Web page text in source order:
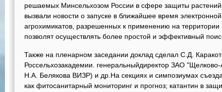
решаемых Минсельхозом России в сфере защиты
вызвали новости о запуске в ближайшее время
агрохимикатов, разрешенных к применению на
позволят осуществлять более простой и эффективный
Также на пленарном заседании доклад сделал С.Д.
Россельхозакадемии. генеральныйдиректор ЗАО
Н.А. Белякова ВИЗР) и др.На секциях и симпозиумах
как фитосанитарный мониторинг и прогноз; катантин в